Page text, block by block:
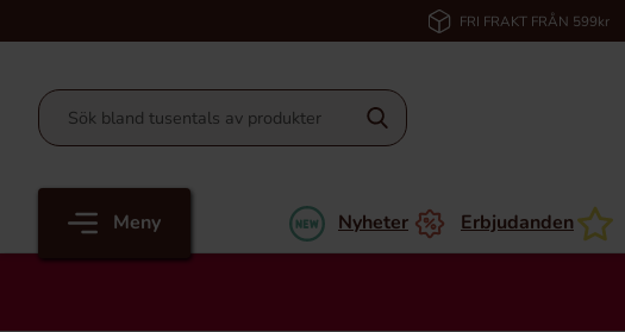
FRI FRAKT FRÅN 599kr
Meny Nyheter Erbjudanden